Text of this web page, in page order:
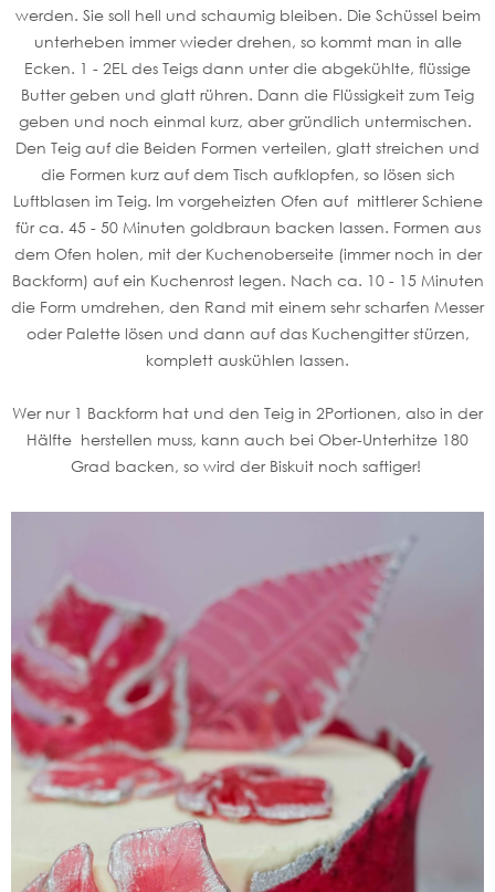
werden. Sie soll hell und schaumig bleiben. Die Schüssel beim
unterheben immer wieder drehen, so kommt man in alle
Ecken. 1 - 2EL des Teigs dann unter die abgekühlte, flüssige
Butter geben und glatt rühren. Dann die Flüssigkeit zum Teig
geben und noch einmal kurz, aber gründlich untermischen.
Den Teig auf die Beiden Formen verteilen, glatt streichen und
die Formen kurz auf dem Tisch aufklopfen, so lösen sich
Luftblasen im Teig. Im vorgeheizten Ofen auf mittlerer Schiene
für ca. 45 - 50 Minuten goldbraun backen lassen. Formen aus
dem Ofen holen, mit der Kuchenoberseite (immer noch in der
Backform) auf ein Kuchenrost legen. Nach ca. 10 - 15 Minuten
die Form umdrehen, den Rand mit einem sehr scharfen Messer
oder Palette lösen und dann auf das Kuchengitter stürzen,
komplett auskühlen lassen.
Wer nur 1 Backform hat und den Teig in 2Portionen, also in der
Hälfte herstellen muss, kann auch bei Ober-Unterhitze 180
Grad backen, so wird der Biskuit noch saftiger!